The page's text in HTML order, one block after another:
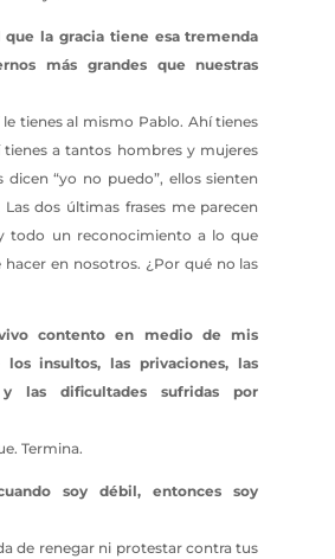
que la gracia tiene esa tremenda
más grandes que nuestras
le tienes al mismo Pablo. Ahí tienes
tienes a tantos hombres y mujeres
“yo no puedo”, ellos sienten
Las dos últimas frases me parecen
todo un reconocimiento a lo que
hacer en nosotros. ¿Por qué no las
contento en medio de mis
los insultos, las privaciones, las
y las dificultades sufridas por
Termina.
soy débil, entonces soy
de renegar ni protestar contra tus